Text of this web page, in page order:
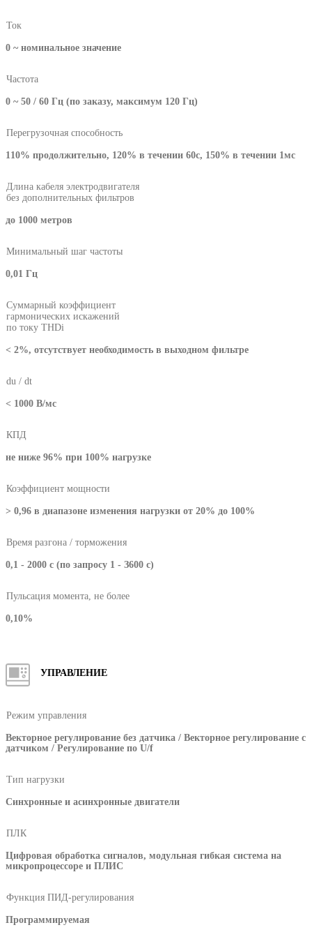
Ток
0 ~ номинальное значение
Частота
0 ~ 50 / 60 Гц (по заказу, максимум 120 Гц)
Перегрузочная способность
110% продолжительно, 120% в течении 60с, 150% в течении 1мс
Длина кабеля электродвигателя
без дополнительных фильтров
до 1000 метров
Минимальный шаг частоты
0,01 Гц
Суммарный коэффициент
гармонических искажений
по току THDi
< 2%, отсутствует необходимость в выходном фильтре
du / dt
< 1000 В/мс
КПД
не ниже 96% при 100% нагрузке
Коэффициент мощности
> 0,96 в диапазоне изменения нагрузки от 20% до 100%
Время разгона / торможения
0,1 - 2000 с (по запросу 1 - З600 с)
Пульсация момента, не более
0,10%
УПРАВЛЕНИЕ
Режим управления
Векторное регулирование без датчика / Векторное регулирование с
датчиком / Регулирование по U/f
Тип нагрузки
Синхронные и асинхронные двигатели
ПЛК
Цифровая обработка сигналов, модульная гибкая система на
микропроцессоре и ПЛИС
Функция ПИД-регулирования
Программируемая